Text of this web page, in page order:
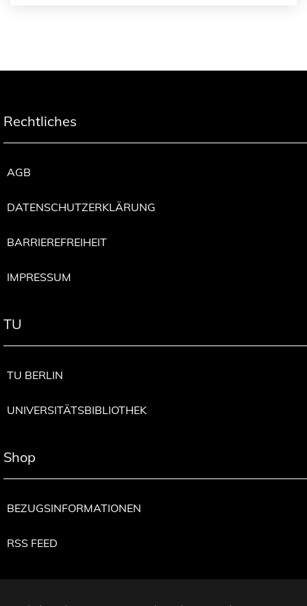
Rechtliches
AGB
DATENSCHUTZERKLÄRUNG
BARRIEREFREIHEIT
IMPRESSUM
TU
TU BERLIN
UNIVERSITÄTSBIBLIOTHEK
Shop
BEZUGSINFORMATIONEN
RSS FEED